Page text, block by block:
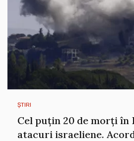
ȘTIRI
Cel puțin 20 de morți în
atacuri israeliene.